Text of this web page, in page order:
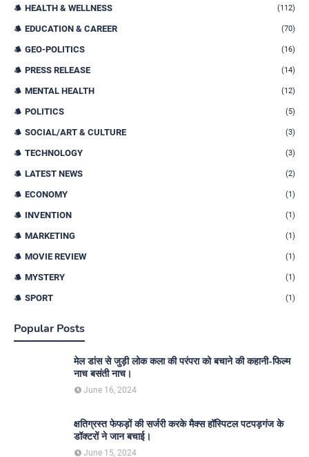
HEALTH & WELLNESS (112)
EDUCATION & CAREER (70)
GEO-POLITICS (16)
PRESS RELEASE (14)
MENTAL HEALTH (12)
POLITICS (5)
SOCIAL/ART & CULTURE (3)
TECHNOLOGY (3)
LATEST NEWS (2)
ECONOMY (1)
INVENTION (1)
MARKETING (1)
MOVIE REVIEW (1)
MYSTERY (1)
SPORT (1)
Popular Posts
मेल डांस से जुड़ी लोक कला की परंपरा को बचाने की कहानी-फिल्म
नाच बसंती नाच।
June 16, 2024
क्षतिग्रस्त फेफड़ों की सर्जरी करके मैक्स हॉस्पिटल पटपड़गंज के
डॉक्टरों ने जान बचाई।
June 15, 2024